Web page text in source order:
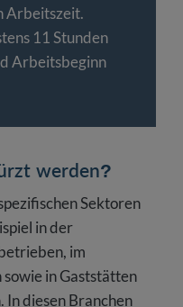
Arbeitszeit.
11 Stunden
Arbeitsbeginn
werden?
Sektoren
in der
im
in Gaststätten
diesen Branchen